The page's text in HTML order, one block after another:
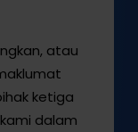
atau
ketiga
dalam